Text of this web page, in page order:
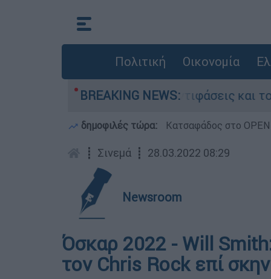
Πολιτική Οικονομία
BREAKING NEWS:
Κυψέλη: Οι αντιφάσεις και το τρίτο
δημοφιλές τώρα: Κατσαφάδος στο
┋ Σινεμά ┋ 28.03.2022 08:29
Newsroom
Όσκαρ 2022 - Will
τον Chris Rock επί